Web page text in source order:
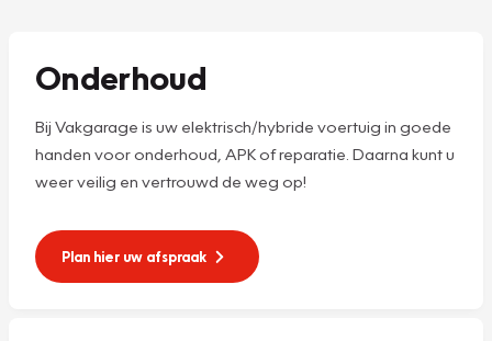
Onderhoud
Bij Vakgarage is uw elektrisch/hybride voertuig in goede
handen voor onderhoud, APK of reparatie. Daarna kunt u
weer veilig en vertrouwd de weg op!
Plan hier uw afspraak